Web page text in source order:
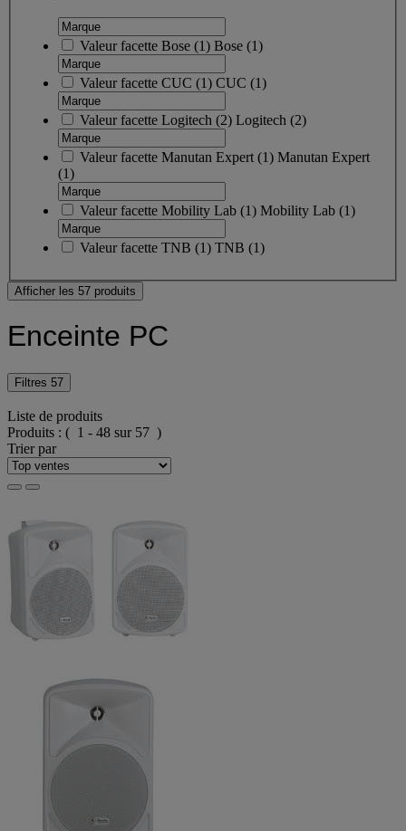
Valeur facette Bose (1) Bose (1)
Valeur facette CUC (1) CUC (1)
Valeur facette Logitech (2) Logitech (2)
Valeur facette Manutan Expert (1) Manutan Expert
(1)
Valeur facette Mobility Lab (1) Mobility Lab (1)
Valeur facette TNB (1) TNB (1)
Afficher les 57 produits
Enceinte PC
Filtres 57
Liste de produits
Produits : ( 1 - 48 sur 57 )
Trier par